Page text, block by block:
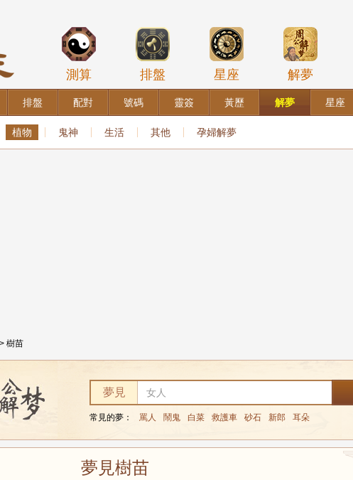
測算 排盤 星座 解夢
排盤 配對 號碼 靈簽 黃歷 解夢 星座
植物 鬼神 生活 其他 孕婦解夢
> 樹苗
夢見
常見的夢： 罵人 鬧鬼 白菜 救護車 砂石 新郎 耳朵
夢見樹苗